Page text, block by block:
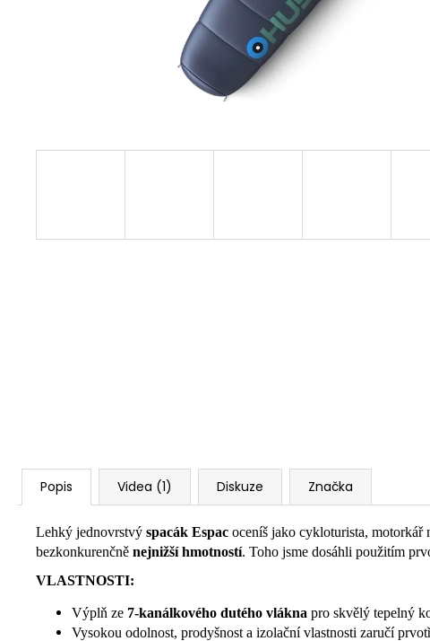
Popis Videa (1) Diskuze Značka
Lehký jednovrstvý spacák Espac oceníš jako cykloturista, motorkář
bezkonkurenčně nejnižší hmotností. Toho jsme dosáhli použitím
VLASTNOSTI:
Výplň ze 7-kanálkového dutého vlákna pro skvělý tepelný
Vysokou odolnost, prodyšnost a izolační vlastnosti zaručí